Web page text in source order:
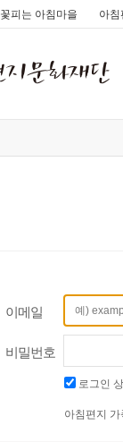
꽃피는 아침마을 아침
이메일
비밀번호
로그인
아침편지 가